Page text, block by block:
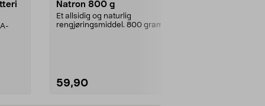
Natron 800 g
Et allsidig og naturlig
rengjøringsmiddel. 800 gram
59,90